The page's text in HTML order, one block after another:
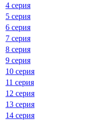
4 серия
5 серия
6 серия
7 серия
8 серия
9 серия
10 серия
11 серия
12 серия
13 серия
14 серия